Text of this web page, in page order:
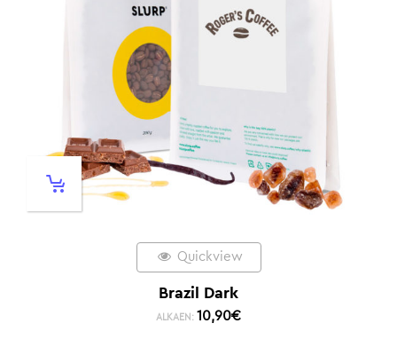
Quickview
Brazil Dark
ALKAEN: 10,90€